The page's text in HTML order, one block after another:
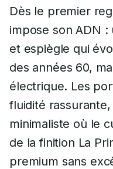
Dès le premier
impose son ADN
et espiègle qui
des années 60,
électrique. Les
fluidité
minimaliste où le
de la finition La
premium sans